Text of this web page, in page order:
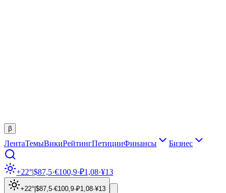
β
ЛентаТемыВикиРейтингПетицииФинансы Бизнес
+22°|$87,5·€100,9·₽1,08·¥13
+22° $87,5·€100,9·₽1,08·¥13